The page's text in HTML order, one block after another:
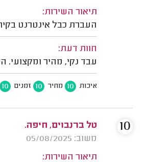
תיאור השירות:
העברת כבל אינטרנט
חוות דעת:
עבד נקי, מהיר ומקצועי.
איכות 10 מחיר 10 זמנים 10
טל ברנבוים, חיפה.
משוב: 05/08/2025
תיאור השירות:
10